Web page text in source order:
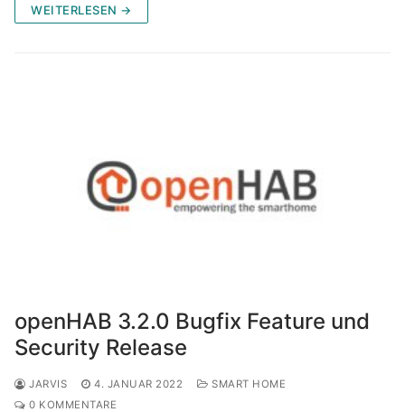
WEITERLESEN →
openHAB 3.2.0 Bugfix Feature und
Security Release
JARVIS 4. JANUAR 2022
SMART HOME
0 KOMMENTARE